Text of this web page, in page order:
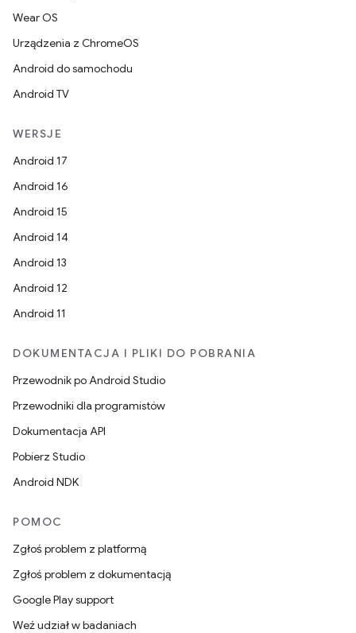
Wear OS
Urządzenia z ChromeOS
Android do samochodu
Android TV
WERSJE
Android 17
Android 16
Android 15
Android 14
Android 13
Android 12
Android 11
DOKUMENTACJA I PLIKI DO POBRANIA
Przewodnik po Android Studio
Przewodniki dla programistów
Dokumentacja API
Pobierz Studio
Android NDK
POMOC
Zgłoś problem z platformą
Zgłoś problem z dokumentacją
Google Play support
Weź udział w badaniach